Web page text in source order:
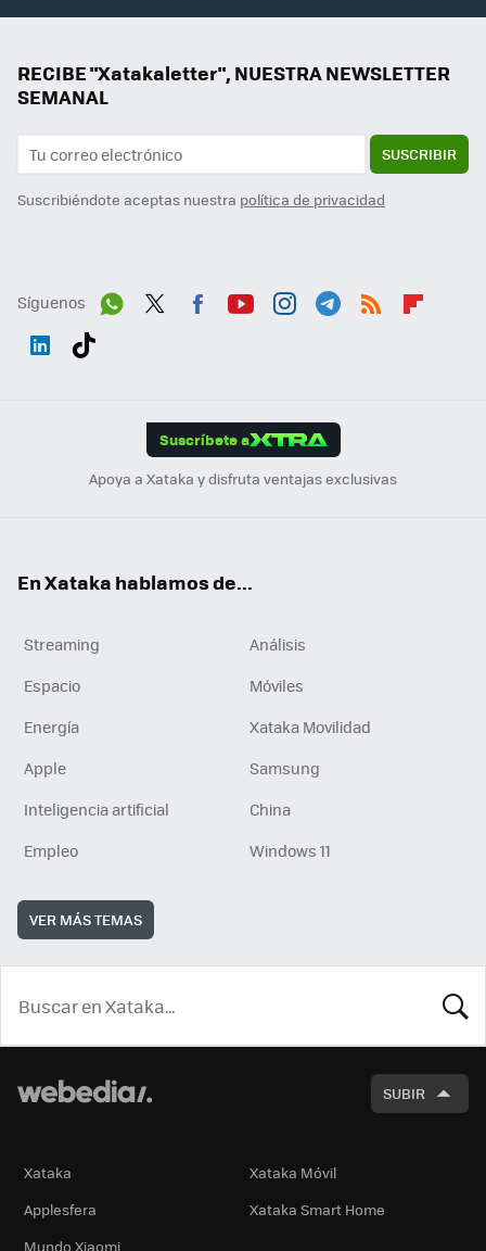
RECIBE "Xatakaletter", NUESTRA NEWSLETTER
SEMANAL
SUSCRIBIR
Suscribiéndote aceptas nuestra política de privacidad
Síguenos
Suscríbete a
Apoya a Xataka y disfruta ventajas exclusivas
En Xataka hablamos de...
Streaming
Análisis
Espacio
Móviles
Energía
Xataka Movilidad
Apple
Samsung
Inteligencia artificial
China
Empleo
Windows 11
VER MÁS TEMAS
SUBIR
Xataka
Xataka Móvil
Applesfera
Xataka Smart Home
Mundo Xiaomi